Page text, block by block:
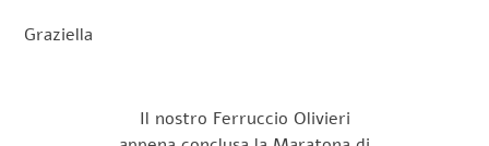
Graziella
Il nostro Ferruccio Olivieri